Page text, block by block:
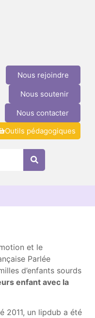
Nous rejoindre
Nous soutenir
Nous contacter
Outils pédagogiques
et le
Parlée
d’enfants sourds
enfant avec la
2011, un lipdub a été